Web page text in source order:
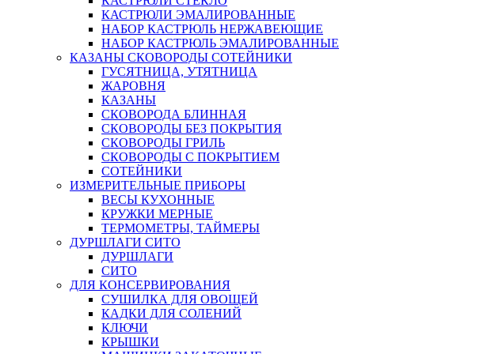
КАСТРЮЛИ ЭМАЛИРОВАННЫЕ
НАБОР КАСТРЮЛЬ НЕРЖАВЕЮЩИЕ
НАБОР КАСТРЮЛЬ ЭМАЛИРОВАННЫЕ
КАЗАНЫ СКОВОРОДЫ СОТЕЙНИКИ
ГУСЯТНИЦА, УТЯТНИЦА
ЖАРОВНЯ
КАЗАНЫ
СКОВОРОДА БЛИННАЯ
СКОВОРОДЫ БЕЗ ПОКРЫТИЯ
СКОВОРОДЫ ГРИЛЬ
СКОВОРОДЫ С ПОКРЫТИЕМ
СОТЕЙНИКИ
ИЗМЕРИТЕЛЬНЫЕ ПРИБОРЫ
ВЕСЫ КУХОННЫЕ
КРУЖКИ МЕРНЫЕ
ТЕРМОМЕТРЫ, ТАЙМЕРЫ
ДУРШЛАГИ СИТО
ДУРШЛАГИ
СИТО
ДЛЯ КОНСЕРВИРОВАНИЯ
СУШИЛКА ДЛЯ ОВОЩЕЙ
КАДКИ ДЛЯ СОЛЕНИЙ
КЛЮЧИ
КРЫШКИ